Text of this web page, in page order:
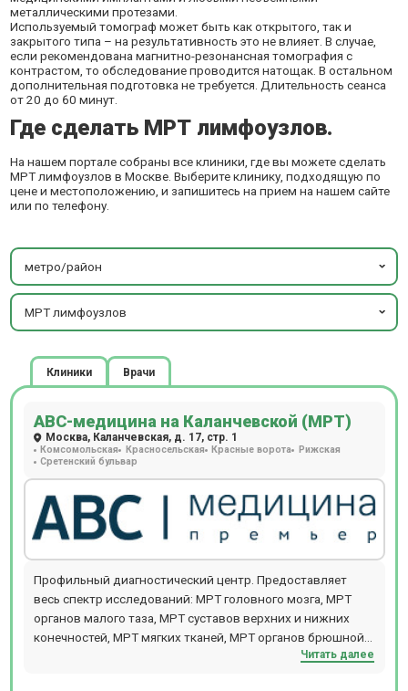
металлическими протезами.
Используемый томограф может быть как открытого, так и
закрытого типа – на результативность это не влияет. В случае,
если рекомендована магнитно-резонансная томография с
контрастом, то обследование проводится натощак. В остальном
дополнительная подготовка не требуется. Длительность сеанса
от 20 до 60 минут.
Где сделать МРТ лимфоузлов.
На нашем портале собраны все клиники, где вы можете сделать
МРТ лимфоузлов в Москве. Выберите клинику, подходящую по
цене и местоположению, и запишитесь на прием на нашем сайте
или по телефону.
метро/район
МРТ лимфоузлов
Клиники Врачи
АВС-медицина на Каланчевской (МРТ)
Москва, Каланчевская, д. 17, стр. 1
Комсомольская Красносельская Красные ворота
Рижская
Сретенский бульвар
Профильный диагностический центр. Предоставляет
весь спектр исследований: МРТ головного мозга, МРТ
органов малого таза, МРТ суставов верхних и нижних
конечностей, МРТ мягких тканей, МРТ органов брюшной
полости. Также проводят комплексную диагностику: МРТ
Читать далее